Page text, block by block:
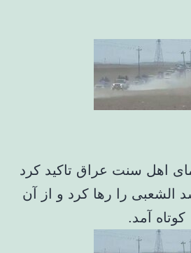
اهل سنت عراق تاکید کرد
الشعبی را رها کرد و از آن
کوتاه آمد.